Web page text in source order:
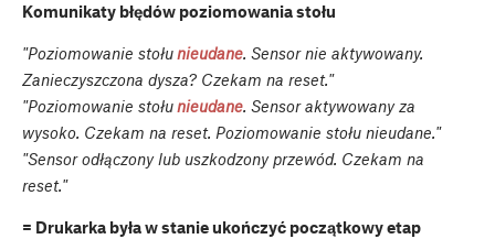
Komunikaty błędów poziomowania stołu
"Poziomowanie stołunieudane. Sensor nie aktywowany.
Zanieczyszczona dysza? Czekam na reset."
"Poziomowanie stołunieudane. Sensor aktywowany za
wysoko. Czekam na reset. Poziomowanie stołu nieudane."
"Sensor odłączony lub uszkodzony przewód. Czekam na
reset."
= Drukarka była w stanie ukończyć początkowy etap